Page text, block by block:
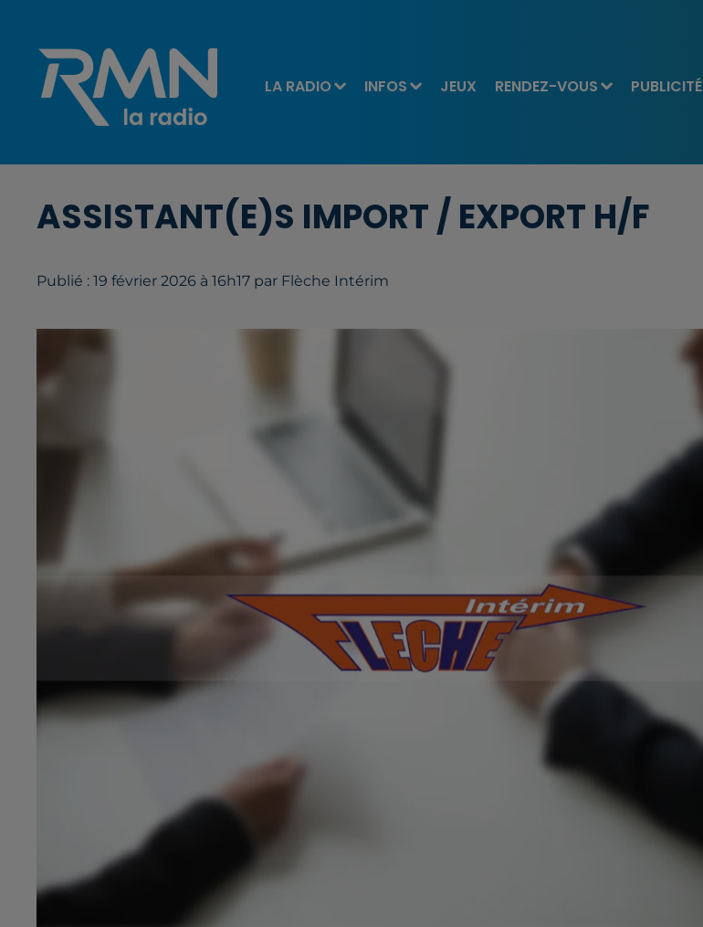
LA RADIO INFOS JEUX RENDEZ-VOUS PUBLICITÉ
ASSISTANT(E)S IMPORT / EXPORT H/F
Publié : 19 février 2026 à 16h17 par Flèche Intérim